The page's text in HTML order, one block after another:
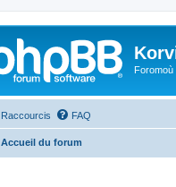
Foromoù
Raccourcis FAQ
Accueil du forum